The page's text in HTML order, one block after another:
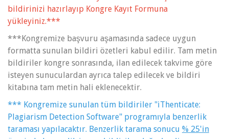
bildirinizi hazırlayıp Kongre Kayıt Formuna
yükleyiniz.***
***Kongremize başvuru aşamasında sadece uygun
formatta sunulan bildiri özetleri kabul edilir. Tam metin
bildiriler kongre sonrasında, ilan edilecek takvime göre
isteyen sunuculardan ayrıca talep edilecek ve bildiri
kitabına tam metin hali eklenecektir.
*** Kongremize sunulan tüm bildiriler "iThenticate:
Plagiarism Detection Software" programıyla benzerlik
taraması yapılacaktır. Benzerlik tarama sonucu % 25'in